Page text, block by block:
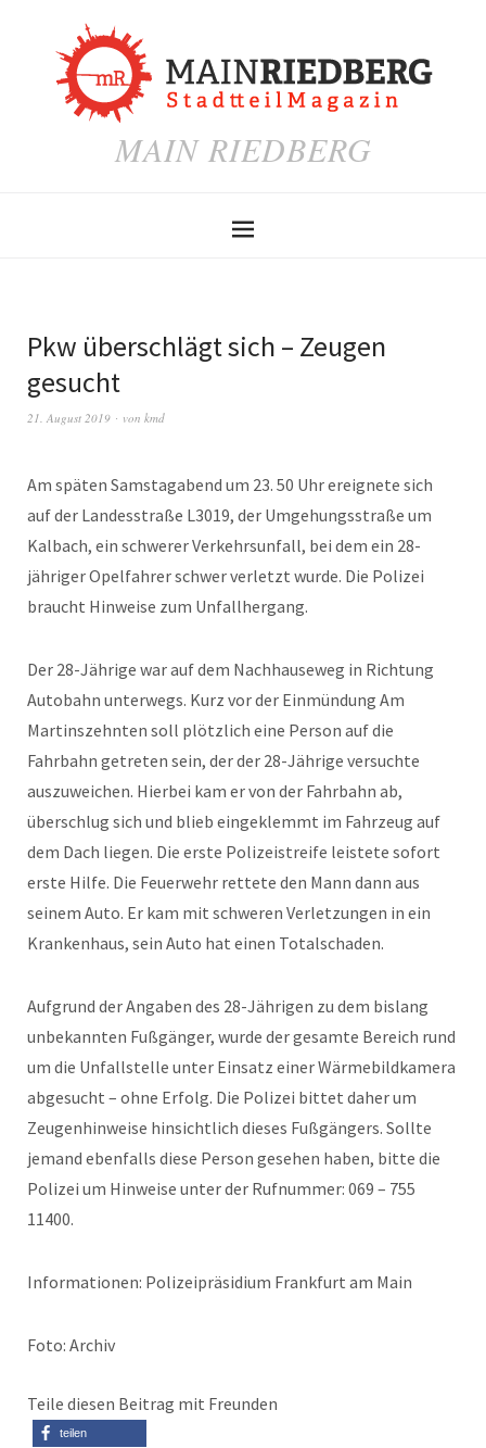
MAIN RIEDBERG
Pkw überschlägt sich – Zeugen
gesucht
21. August 2019 von kmd
Am späten Samstagabend um 23. 50 Uhr ereignete sich
auf der Landesstraße L3019, der Umgehungsstraße um
Kalbach, ein schwerer Verkehrsunfall, bei dem ein 28-
jähriger Opelfahrer schwer verletzt wurde. Die Polizei
braucht Hinweise zum Unfallhergang.
Der 28-Jährige war auf dem Nachhauseweg in Richtung
Autobahn unterwegs. Kurz vor der Einmündung Am
Martinszehnten soll plötzlich eine Person auf die
Fahrbahn getreten sein, der der 28-Jährige versuchte
auszuweichen. Hierbei kam er von der Fahrbahn ab,
überschlug sich und blieb eingeklemmt im Fahrzeug auf
dem Dach liegen. Die erste Polizeistreife leistete sofort
erste Hilfe. Die Feuerwehr rettete den Mann dann aus
seinem Auto. Er kam mit schweren Verletzungen in ein
Krankenhaus, sein Auto hat einen Totalschaden.
Aufgrund der Angaben des 28-Jährigen zu dem bislang
unbekannten Fußgänger, wurde der gesamte Bereich rund
um die Unfallstelle unter Einsatz einer Wärmebildkamera
abgesucht – ohne Erfolg. Die Polizei bittet daher um
Zeugenhinweise hinsichtlich dieses Fußgängers. Sollte
jemand ebenfalls diese Person gesehen haben, bitte die
Polizei um Hinweise unter der Rufnummer: 069 – 755
11400.
Informationen: Polizeipräsidium Frankfurt am Main
Foto: Archiv
Teile diesen Beitrag mit Freunden
teilen